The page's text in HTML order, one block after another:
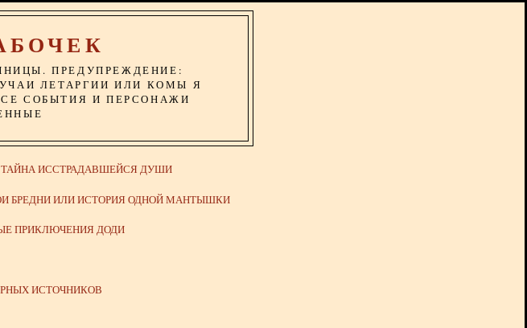
ПРЕДУПРЕЖДЕНИЕ:
ЛЕТАРГИИ ИЛИ КОМЫ Я
СОБЫТИЯ И ПЕРСОНАЖИ
ТАЙНА ИССТРАДАВШЕЙСЯ ДУШИ
БРЕДНИ ИЛИ ИСТОРИЯ ОДНОЙ МАНТЫШКИ
ПРИКЛЮЧЕНИЯ ДОДИ
ИСТОЧНИКОВ